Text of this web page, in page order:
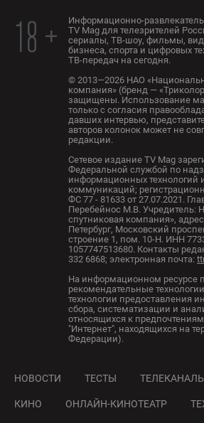
18 +
Информационно-
TV Mag для телезрителей
сериалы, ТВ-шоу, фильмы,
бизнеса, спорта и цифровых
ТВ-передач на сегодня.
© 2013—2026 НАО
компания» (бренд —
защищены. Использование
только с согласия
давших интервью,
авторов колонок может не
редакции.
Сетевое издание TV Mag
Федеральной службой по
информационных технологий
коммуникаций;
ФС 77 - 81633 от 27.07.2021.
Перебейнос М.В. Учредитель:
спутниковая компания»,
Петербург, Московский
строение 1, пом. 10-Н. ИНН
1057747513680. Контакты
332 6868; электронная почта:
На информационном ресурсе
рекомендательные
технологии предоставления
сбора, систематизации и
относящихся к
"Интернет", находящихся на
Федерации).
НОВОСТИ ТЕСТЫ
КИНО ОНЛАЙН-КИНОТЕАТР